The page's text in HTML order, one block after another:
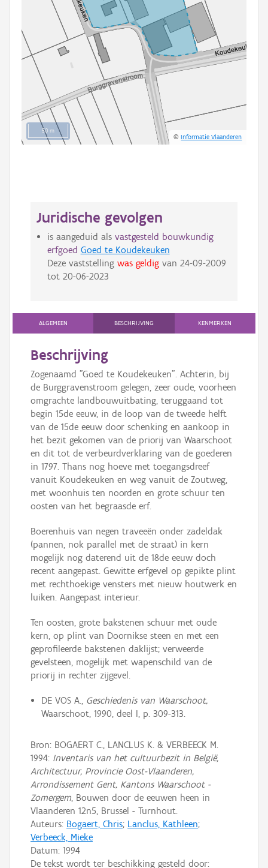
50 m
©Informatie Vlaanderen
Juridische gevolgen
is aangeduid als vastgesteld bouwkundig
erfgoed Goed te Koudekeuken
Deze vaststelling was geldigvan 24-09-2009
tot 20-06-2023
ALGEMEEN BESCHRIJVING KENMERKEN
Beschrijving
Zogenaamd "Goed te Koudekeuken". Achterin, bij
de Burggravenstroom gelegen, zeer oude, voorheen
omgrachte landbouwuitbating, teruggaand tot
begin 15de eeuw, in de loop van de tweede helft
van de 15de eeuw door schenking en aankoop in
het bezit gekomen van de priorij van Waarschoot
en dit tot de verbeurdverklaring van de goederen
in 1797. Thans nog hoeve met toegangsdreef
vanuit Koudekeuken en weg vanuit de Zoutweg,
met woonhuis ten noorden en grote schuur ten
oosten van het begraasde erf.
Boerenhuis van negen traveeën onder zadeldak
(pannen, nok parallel met de straat) in kern
mogelijk nog daterend uit de 18de eeuw doch
recent aangepast. Gewitte erfgevel op gepikte plint
met rechthoekige vensters met nieuw houtwerk en
luiken. Aangepast interieur.
Ten oosten, grote bakstenen schuur met oude
kern, op plint van Doornikse steen en met een
geprofileerde bakstenen daklijst; verweerde
gevelsteen, mogelijk met wapenschild van de
priorij in rechter zijgevel.
DE VOS A.,Geschiedenis van Waarschoot,
Waarschoot, 1990, deel I, p. 309-313.
Bron: BOGAERT C., LANCLUS K. & VERBEECK M.
1994: Inventaris van het cultuurbezit in België,
Architectuur, Provincie Oost-Vlaanderen,
Arrondissement Gent, Kantons Waarschoot -
Zomergem, Bouwen door de eeuwen heen in
Vlaanderen 12n5, Brussel - Turnhout.
Auteurs: Bogaert, Chris; Lanclus, Kathleen;
Verbeeck, Mieke
Datum: 1994
De tekst wordt ter beschikking gesteld door: